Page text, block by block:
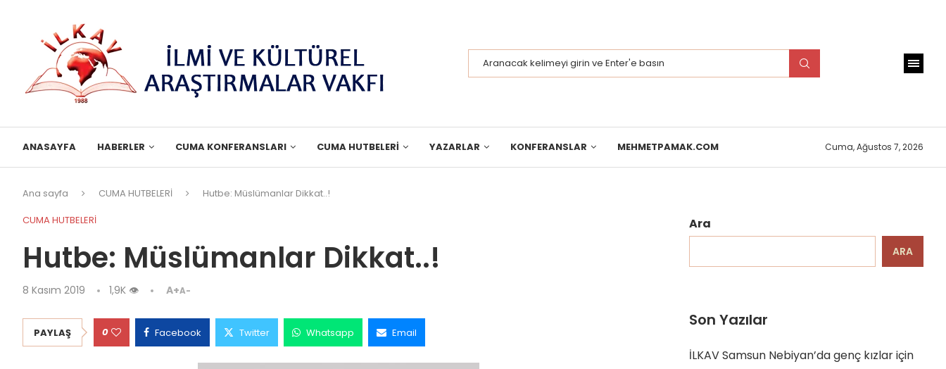
ANASAYFA HABERLER CUMA KONFERANSLARI CUMA HUTBELERI YAZARLAR KONFERANSLAR MEHMETPAMAK.COM Cuma, Ağustos 7, 2026
Ana sayfa CUMA HUTBELERİ
Hutbe: Müslümanlar Dikkat..!
CUMA HUTBELERİ
Hutbe: Müslümanlar Dikkat..!
8 Kasım 2019 1,9K 👁 A+A-
PAYLAŞ 0 Facebook Twitter Whatsapp Email
Ara
ARA
Son Yazılar
İLKAV Samsun Nebiyan’da genç kızlar için